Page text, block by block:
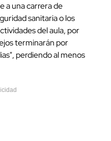
a una carrera de
sanitaria o los
del aula, por
terminarán por
perdiendo al menos